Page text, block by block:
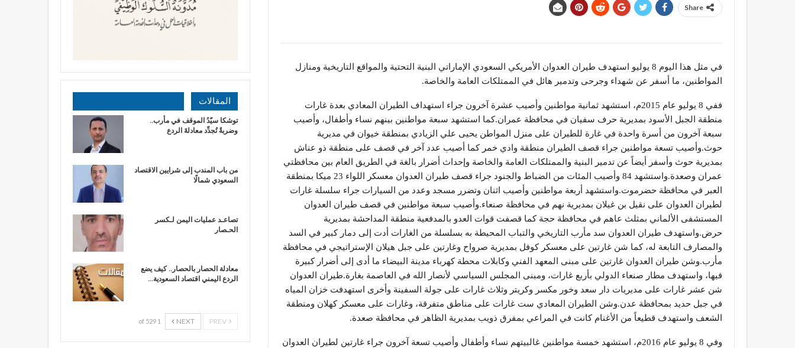
Share
في مثل هذا اليوم 8 يوليو استهدف طيران العدوان الأمريكي السعودي الإماراتي البنية التحتية والمواقع التاريخية ومنازل
المواطنين، ما أسفر عن شهداء وجرحى وتدمير هائل في الممتلكات العامة والخاصة.
ففي 8 يوليو عام 2015م، استشهد ثمانية مواطنين وأصيب عشرة آخرون جراء استهداف الطيران المعادي بعدة غارات
منطقة الجبل الأسود بمديرية حرف سفيان في محافظة عمران.كما استشهد سبعة مواطنين بينهم نساء وأطفال، وأصيب
سبعة آخرون من أسرة واحدة في غارة للطيران على منزل المواطن يحيى علي الزيادي بمنطقة خيوان في مديرية
حوث.وأصيب تسعة مواطنين جراء قصف الطيران منطقة وادي خمر كما أصيب عدد آخر في قصف على منطقة ذو عناش
بمديرية حوث وأسفر أيضاً عن تدمير البنية والممتلكات العامة والخاصة وإحداث أضرار بالغة في الطريق العام بين محافظتي
عمران وصعدة.واستشهد 84 وأصيب المئات من الضباط والجنود جراء قصف طيران العدوان معسكر اللواء 23 ميكا بمنطقة
العبر في محافظة حضرموت.واستشهد أربعة مواطنين وأصيب اثنان وتضرر مسجد وعدد من السيارات جراء سلسلة غارات
لطيران العدوان على نقيل بن غيلان بمديرية نهم في محافظة صنعاء.وأصيب سبعة مواطنين في قصف طيران العدوان
المستشفى الألماني بمثلث عاهم في محافظة حجة كما قصفت قوات العدو بالمدفعية منطقة المداحشة بمديرية
حرض.واستهدف طيران العدوان سد مأرب التاريخي والتباب المحيطة به بسلسلة من الغارات أدت إلى دمار كبير في السد
والمصارف التابعة له، كما شن غارتين على معسكر كوفل بمديرية صرواح وغارتين على جبل هيلان الإستراتيجي في محافظة
مأرب.وشن طيران العدوان غارتين على مبنى المعهد الفني وكابلات محطة كهرباء مدينة البيضاء ما أدى إلى أضرار كبيرة
فيها، واستهدف مطار صنعاء الدولي بأربع غارات، ومبنى المجلس السياسي لأنصار الله في العاصمة بغارة.طيران العدوان
شن عشر غارات على مديريات دار سعد وخور مكسر وكريتر وثلاث غارات على جولة السفينة وأخرى استهدفت خزان المياه
في جبل حديد بمحافظة عدن.وشن الطيران المعادي ست غارات على مناطق متفرقة، وغارات على معسكر كهلان ومنطقة
الشعف واستهدف قطيعاً من الأغنام كانت في المراعي بمفرق ذويب بمديرية الظاهر في محافظة صعدة.
وفي 8 يوليو عام 2016م، استشهد خمسة مواطنين غالبيتهم نساء وأطفال وأصيب تسعة آخرون جراء غارتين لطيران العدوان
المقالات
توشكا سيّدُ الموقف في مأرب..
وضربةٌ تُجدِّد معادلةَ الردع
من باب المندب إلى شرايين الاقتصاد
السعودي شمالًا
تصاعـد عمليات اليمن لـكسر
الحـصار
معادلة الحصار بالحصار.. كيف يضع
الردع اليمني اقتصاد السعودية…
NEXT
1 of 529